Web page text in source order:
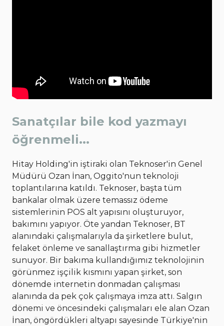
Sanatçılar bile kod yazmayı
öğrenmeli...
Hitay Holding'in iştiraki olan Teknoser'in Genel
Müdürü Ozan İnan, Oggito'nun teknoloji
toplantılarına katıldı. Teknoser, başta tüm
bankalar olmak üzere temassız ödeme
sistemlerinin POS alt yapısını oluşturuyor,
bakımını yapıyor. Öte yandan Teknoser, BT
alanındaki çalışmalarıyla da şirketlere bulut,
felaket önleme ve sanallaştırma gibi hizmetler
sunuyor. Bir bakıma kullandığımız teknolojinin
görünmez işçilik kısmını yapan şirket, son
dönemde internetin donmadan çalışması
alanında da pek çok çalışmaya imza attı. Salgın
dönemi ve öncesindeki çalışmaları ele alan Ozan
İnan, öngördükleri altyapı sayesinde Türkiye'nin